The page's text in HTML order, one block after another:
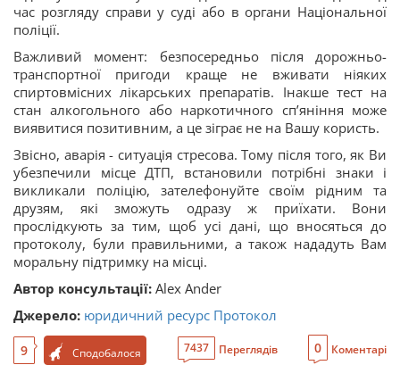
час розгляду справи у суді або в органи Національної
поліції.
Важливий момент: безпосередньо після дорожньо-
транспортної пригоди краще не вживати ніяких
спиртовмісних лікарських препаратів. Інакше тест на
стан алкогольного або наркотичного сп’яніння може
виявитися позитивним, а це зіграє не на Вашу користь.
Звісно, аварія - ситуація стресова. Тому після того, як Ви
убезпечили місце ДТП, встановили потрібні знаки і
викликали поліцію, зателефонуйте своїм рідним та
друзям, які зможуть одразу ж приїхати. Вони
прослідкують за тим, щоб усі дані, що вносяться до
протоколу, були правильними, а також нададуть Вам
моральну підтримку на місці.
Автор консультації: Alex Ander
Джерело: юридичний ресурс Протокол
9 Сподобалося 7437 Переглядів 0 Коментарі